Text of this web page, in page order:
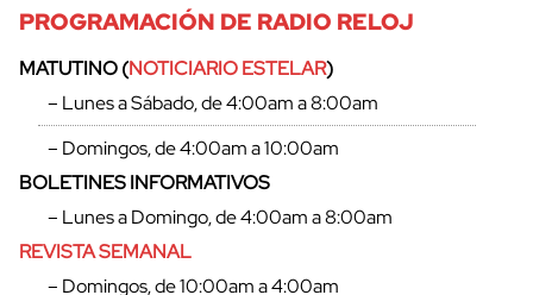
PROGRAMACIÓN DE RADIO RELOJ
MATUTINO (NOTICIARIO ESTELAR)
– Lunes a Sábado, de 4:00am a 8:00am
– Domingos, de 4:00am a 10:00am
BOLETINES INFORMATIVOS
– Lunes a Domingo, de 4:00am a 8:00am
REVISTA SEMANAL
– Domingos, de 10:00am a 4:00am